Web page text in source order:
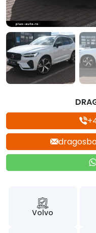
Volvo